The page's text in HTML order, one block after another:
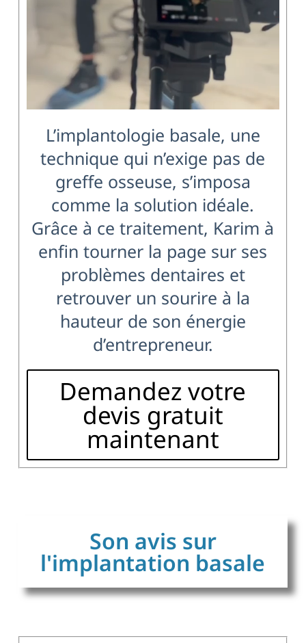
L’implantologie basale, une
technique qui n’exige pas de
greffe osseuse, s’imposa
comme la solution idéale.
Grâce à ce traitement, Karim à
enfin tourner la page sur ses
problèmes dentaires et
retrouver un sourire à la
hauteur de son énergie
d’entrepreneur.
Demandez votre
devis gratuit
maintenant
Son avis sur
l'implantation basale